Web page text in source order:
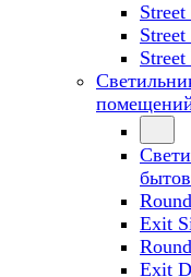
Exit
Exit